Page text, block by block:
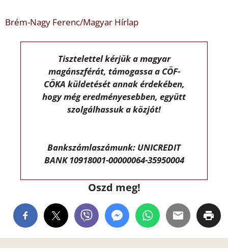
Brém-Nagy Ferenc/Magyar Hírlap
Tisztelettel kérjük a magyar
magánszférát, támogassa a CÖF-
CÖKA küldetését annak érdekében,
hogy még eredményesebben, együtt
szolgálhassuk a közjót!
Bankszámlaszámunk: UNICREDIT
BANK 10918001-00000064-35950004
Oszd meg!